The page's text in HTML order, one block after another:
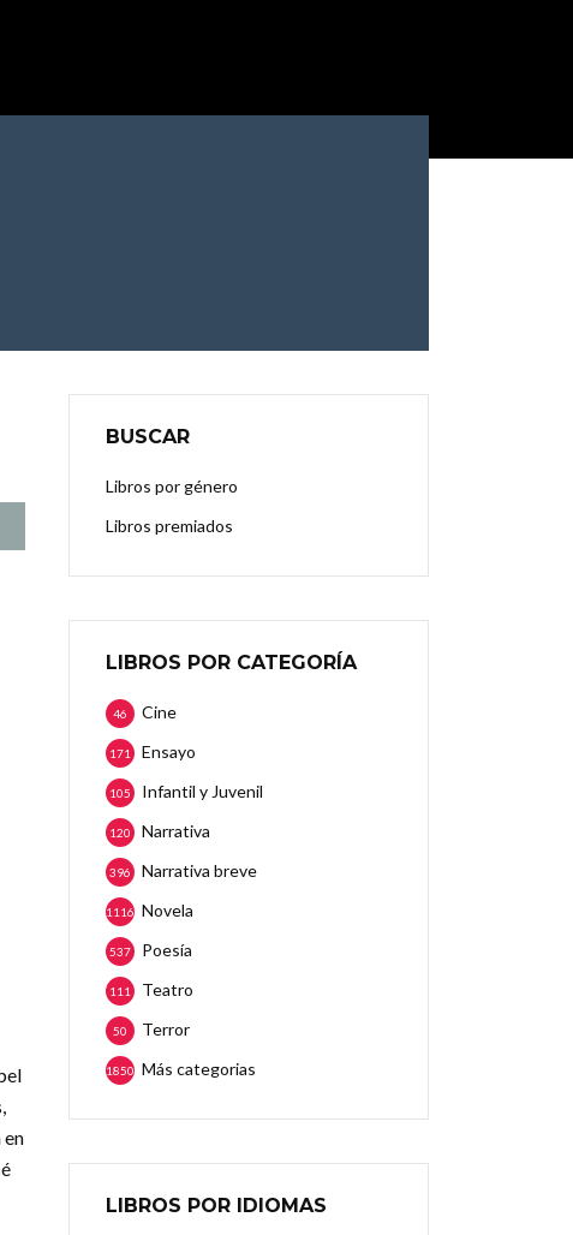
en
BUSCAR
Libros por género
Libros premiados
LIBROS POR CATEGORÍA
Cine
46
Ensayo
171
Infantil y Juvenil
105
Narrativa
120
Narrativa breve
396
Novela
1116
Poesía
537
Teatro
111
Terror
50
Más categorias
1850
LIBROS POR IDIOMAS